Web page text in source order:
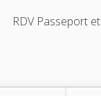
RDV Passeport